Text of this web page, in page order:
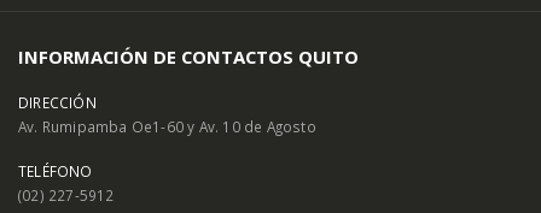
INFORMACIÓN DE CONTACTOS QUITO
DIRECCIÓN
Av. Rumipamba Oe1-60 y Av. 10 de Agosto
TELÉFONO
(02) 227-5912